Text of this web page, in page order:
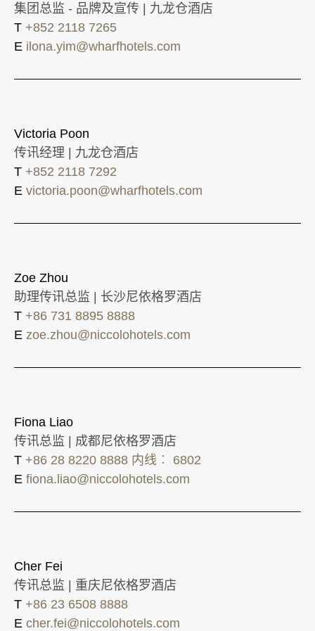
集团总监 - 品牌及宣传 | 九龙仓酒店
T +852 2118 7265
E ilona.yim@wharfhotels.com
Victoria Poon
传讯经理 | 九龙仓酒店
T +852 2118 7292
E victoria.poon@wharfhotels.com
Zoe Zhou
助理传讯总监 | 长沙尼依格罗酒店
T +86 731 8895 8888
E zoe.zhou@niccolohotels.com
Fiona Liao
传讯总监 | 成都尼依格罗酒店
T +86 28 8220 8888 内线︰ 6802
E fiona.liao@niccolohotels.com
Cher Fei
传讯总监 | 重庆尼依格罗酒店
T +86 23 6508 8888
E cher.fei@niccolohotels.com